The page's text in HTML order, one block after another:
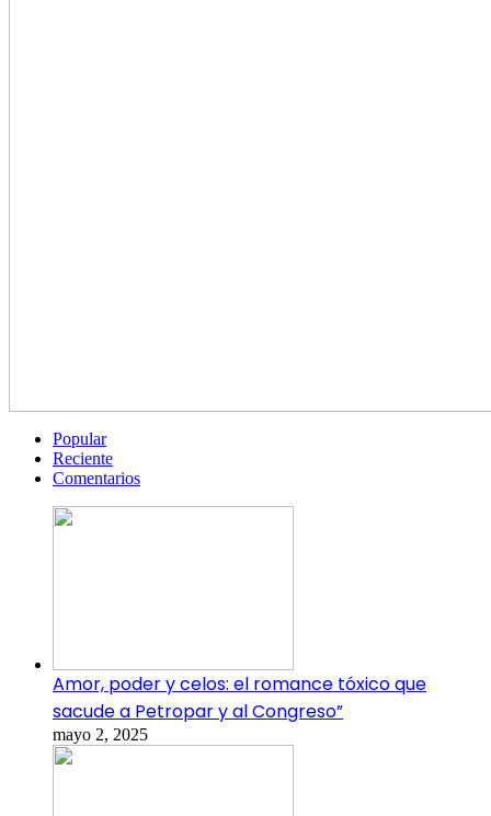
Popular
Reciente
Comentarios
Amor, poder y celos: el romance tóxico que
sacude a Petropar y al Congreso”
mayo 2, 2025